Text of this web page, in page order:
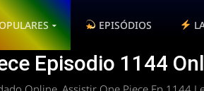
EPISÓDIOS
Episodio 1144